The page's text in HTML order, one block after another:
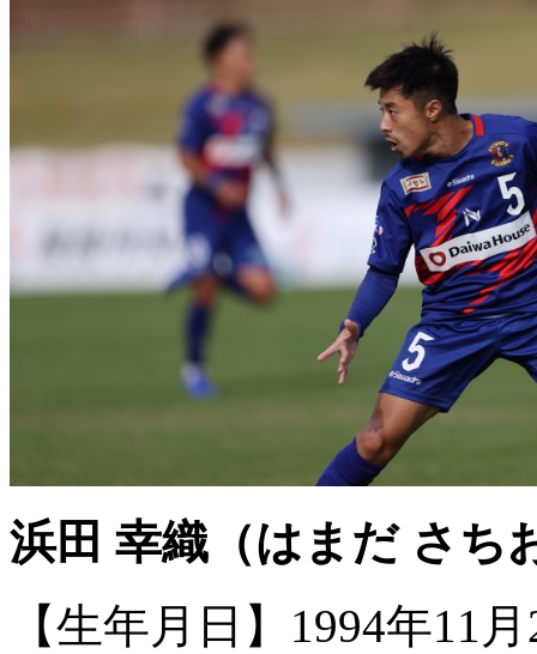
浜田 幸織（はまだ さち
【生年月日】1994年11